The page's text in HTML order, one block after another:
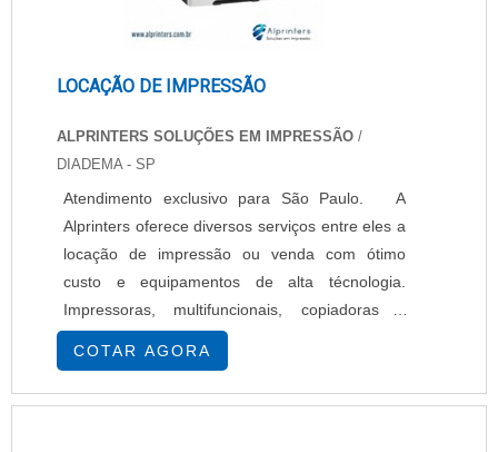
LOCAÇÃO DE IMPRESSÃO
ALPRINTERS SOLUÇÕES EM IMPRESSÃO /
DIADEMA - SP
Atendimento exclusivo para São Paulo. A
Alprinters oferece diversos serviços entre eles a
locação de impressão ou venda com ótimo
custo e equipamentos de alta técnologia.
Impressoras, multifuncionais, copiadoras e
scanners para atender a demanda do cliente de
modo prático e eficiente. Serviços oferecidos
Assistência técnica especializada, Fornecimento
COTAR AGORA